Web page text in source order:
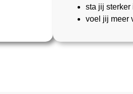
sta jij sterker
voel jij meer